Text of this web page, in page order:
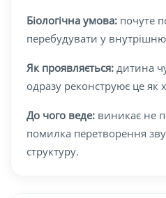
Біологічна умова: почуте
перебудувати у
Як проявляється: дитина
одразу реконструює це як
До чого веде: виникає не
помилка перетворення
структуру.